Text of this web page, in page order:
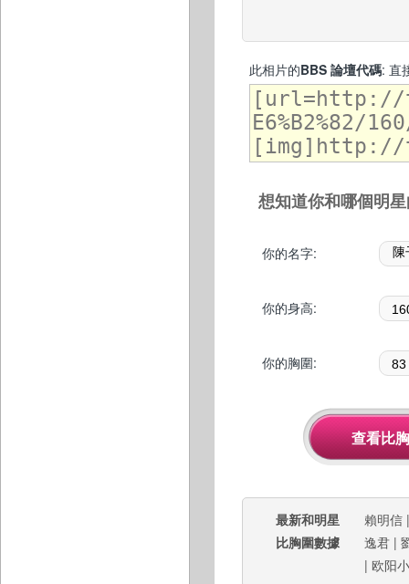
此相片的BBS 論壇代碼: 直
想知道你和哪個明
你的名字:
你的身高:
你的胸圍:
最新和明星
比胸圍數據
賴明信
逸君 |
| 欧阳